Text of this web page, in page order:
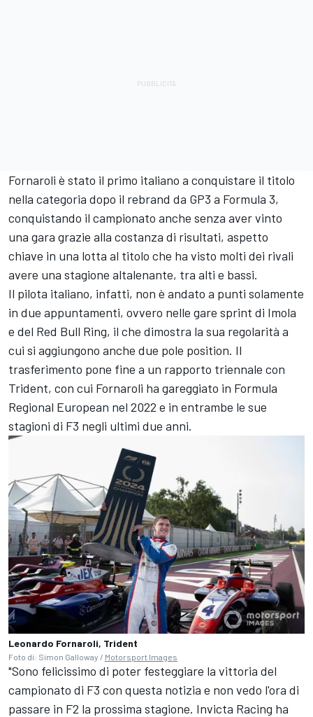
Fornaroli è stato il primo italiano a conquistare il titolo
nella categoria dopo il rebrand da GP3 a Formula 3,
conquistando il campionato anche senza aver vinto
una gara grazie alla costanza di risultati, aspetto
chiave in una lotta al titolo che ha visto molti dei rivali
avere una stagione altalenante, tra alti e bassi.
Il pilota italiano, infatti, non è andato a punti solamente
in due appuntamenti, ovvero nelle gare sprint di Imola
e del Red Bull Ring, il che dimostra la sua regolarità a
cui si aggiungono anche due pole position. Il
trasferimento pone fine a un rapporto triennale con
Trident, con cui Fornaroli ha gareggiato in Formula
Regional European nel 2022 e in entrambe le sue
stagioni di F3 negli ultimi due anni.
Leonardo Fornaroli, Trident
Foto di: Simon Galloway / Motorsport Images
"Sono felicissimo di poter festeggiare la vittoria del
campionato di F3 con questa notizia e non vedo l'ora di
passare in F2 la prossima stagione. Invicta Racing ha